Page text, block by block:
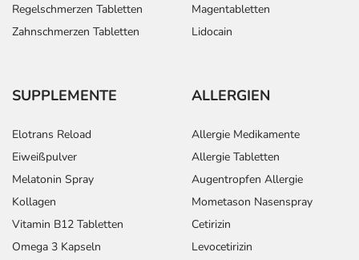
und
Erwachsene
Arzneimitteln:
Anwendungshinweise
Die Gesamtdosis sollte nicht ohne Rücksprache mit
einem Arzt oder Apotheker überschritten werden.
Regelschmerzen Tabletten
Zahnschmerzen Tabletten
Magentabletten
Lidocain
SUPPLEMENTE
Elotrans Reload
Eiweißpulver
Melatonin Spray
Kollagen
Vitamin B12 Tabletten
Omega 3 Kapseln
ALLERGIEN
Allergie Medikamente
Allergie Tabletten
Augentropfen Allergie
Mometason Nasenspray
Cetirizin
Levocetirizin